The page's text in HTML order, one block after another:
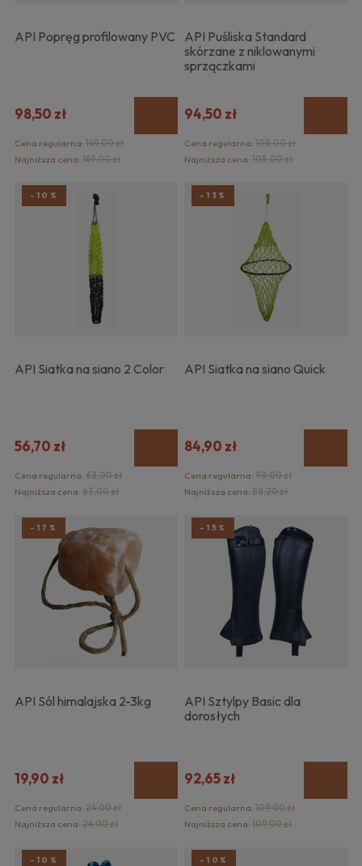
API Popręg profilowany PVC
98,50 zł
Cena regularna: 149,00 zł
Najniższa cena: 149,00 zł
API Puśliska Standard
skórzane z niklowanymi
sprzączkami
94,50 zł
Cena regularna:105,00 zł
Najniższa cena:105,00 zł
API Siatka na siano 2 Color
56,70 zł
Cena regularna: 63,00 zł
Najniższa cena: 63,00 zł
-10%
API Siatka na siano Quick
84,90 zł
Cena regularna:98,00 zł
Najniższa cena:88,20 zł
-13%
API Sól himalajska 2-3kg
19,90 zł
Cena regularna: 24,00 zł
Najniższa cena: 24,00 zł
-17%
API Sztylpy Basic dla
dorosłych
92,65 zł
Cena regularna:109,00 zł
Najniższa cena:109,00 zł
-15%
-10% -10%